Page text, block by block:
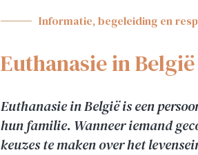
Informatie, begeleiding en
Euthanasie in België
Euthanasie in België is een
hun familie. Wanneer iemand
keuzes te maken over het